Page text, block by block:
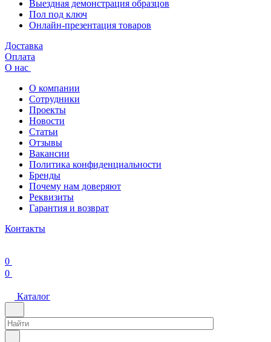
Выездная демонстрация образцов
Пол под ключ
Онлайн-презентация товаров
Доставка
Оплата
О нас
О компании
Сотрудники
Проекты
Новости
Статьи
Отзывы
Вакансии
Политика конфиденциальности
Бренды
Почему нам доверяют
Реквизиты
Гарантия и возврат
Контакты
0
0
Каталог